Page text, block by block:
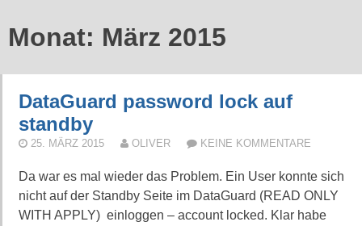
Monat: März 2015
DataGuard password lock auf
standby
25. MÄRZ 2015 OLIVER KEINE KOMMENTARE
Da war es mal wieder das Problem. Ein User konnte sich
nicht auf der Standby Seite im DataGuard (READ ONLY
WITH APPLY) einloggen – account locked. Klar habe